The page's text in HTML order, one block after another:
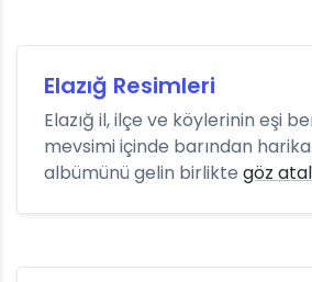
Elazığ Resimleri
Elazığ il, ilçe ve köylerinin eşi
mevsimi içinde barından
albümünü gelin birlikte göz